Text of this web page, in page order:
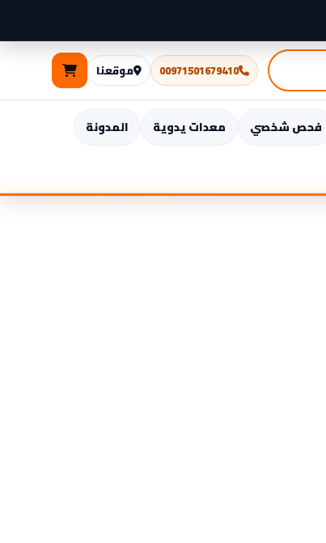
00971501679410 موقعنا
فحص شخصي معدات يدوية
المدونة
كيا
6
أزرار
IKEYAT006AL